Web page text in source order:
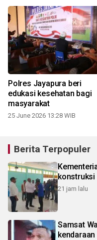
Polres Jayapura beri
edukasi kesehatan bagi
masyarakat
25 June 2026 13:28 WIB
Berita Terpopuler
konstruksi
21 jam lalu
Samsat